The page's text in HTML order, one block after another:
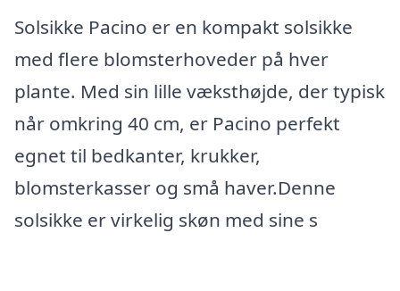
Solsikke Pacino er en kompakt solsikke
med flere blomsterhoveder på hver
plante. Med sin lille væksthøjde, der typisk
når omkring 40 cm, er Pacino perfekt
egnet til bedkanter, krukker,
blomsterkasser og små haver.Denne
solsikke er virkelig skøn med sine s